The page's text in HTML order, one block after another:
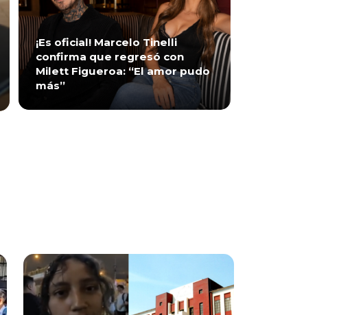
¡Es oficial! Marcelo Tinelli
confirma que regresó con
Milett Figueroa: “El amor pudo
más”